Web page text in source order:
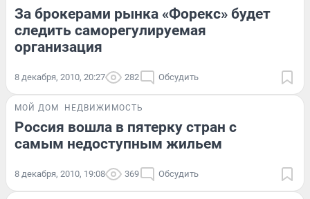
За брокерами рынка «Форекс» будет
следить саморегулируемая
организация
8 декабря, 2010, 20:27 282 Обсудить
МОЙ ДОМ НЕДВИЖИМОСТЬ
Россия вошла в пятерку стран с
самым недоступным жильем
8 декабря, 2010, 19:08 369 Обсудить